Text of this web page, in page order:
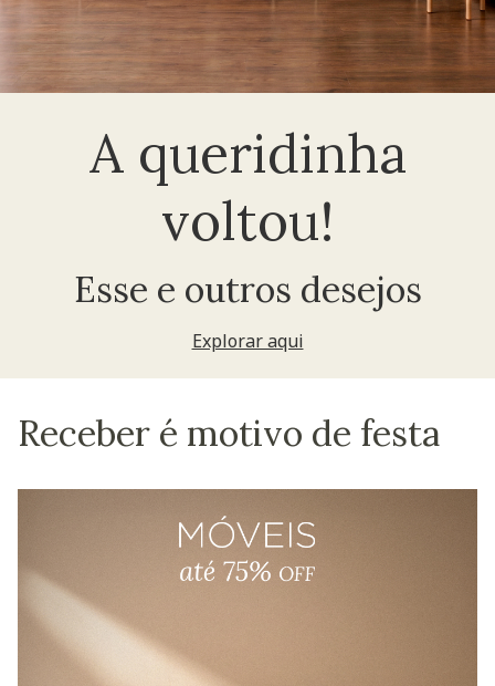
A queridinha
voltou!
Esse e outros desejos
Explorar aqui
Receber é motivo de festa